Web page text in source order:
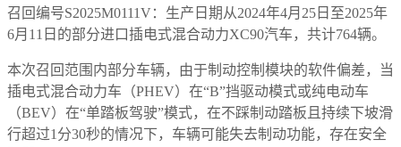
召回编号S2025M0111V：生产日期从2024年4月25日至2025年
6月11日的部分进口插电式混合动力XC90汽车，共计764辆。
本次召回范围内部分车辆，由于制动控制模块的软件偏差，当
插电式混合动力车（PHEV）在“B”挡驱动模式或纯电动车
（BEV）在“单踏板驾驶”模式，在不踩制动踏板且持续下坡滑
行超过1分30秒的情况下，车辆可能失去制动功能，存在安全